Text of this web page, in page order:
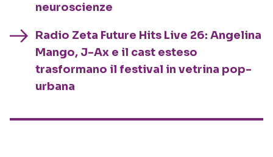
neuroscienze
Radio Zeta Future Hits Live 26: Angelina
Mango, J-Ax e il cast esteso
trasformano il festival in vetrina pop-
urbana